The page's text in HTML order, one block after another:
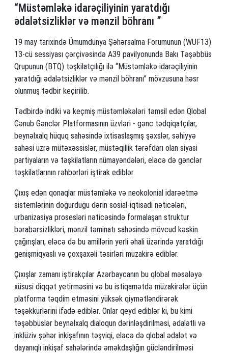
“Müstəmləkə idarəçiliyinin yaratdığı
ədalətsizliklər və mənzil böhranı ”
19 may tarixində Ümumdünya Şəhərsalma Forumunun (WUF13)
13-cü sessiyası çərçivəsində A39 pavilyonunda Bakı Təşəbbüs
Qrupunun (BTQ) təşkilatçılığı ilə “Müstəmləkə idarəçiliyinin
yaratdığı ədalətsizliklər və mənzil böhranı” mövzusuna həsr
olunmuş tədbir keçirilib.
Tədbirdə indiki və keçmiş müstəmləkələri təmsil edən Qlobal
Cənub Gənclər Platformasının üzvləri - gənc tədqiqatçılar,
beynəlxalq hüquq sahəsində ixtisaslaşmış şəxslər, səhiyyə
sahəsi üzrə mütəxəssislər, müstəqillik tərəfdarı olan siyasi
partiyaların və təşkilatların nümayəndələri, eləcə də gənclər
təşkilatlarının rəhbərləri iştirak ediblər.
Çıxış edən qonaqlar müstəmləkə və neokolonial idarəetmə
sistemlərinin doğurduğu dərin sosial-iqtisadi nəticələri,
urbanizasiya prosesləri nəticəsində formalaşan struktur
bərabərsizlikləri, mənzil təminatı sahəsində mövcud kəskin
çağırışları, eləcə də bu amillərin yerli əhali üzərində yaratdığı
genişmiqyaslı və çoxşaxəli təsirləri müzakirə ediblər.
Çıxışlar zamanı iştirakçılar Azərbaycanın bu qlobal məsələyə
xüsusi diqqət yetirməsini və bu istiqamətdə müzakirələr üçün
platforma təqdim etməsini yüksək qiymətləndirərək
təşəkkürlərini ifadə ediblər. Onlar qeyd ediblər ki, bu kimi
təşəbbüslər beynəlxalq dialoqun dərinləşdirilməsi, ədalətli və
inklüziv şəhər inkişafının təşviqi, eləcə də qlobal ədalət və
dayanıqlı inkişaf sahələrində əməkdaşlığın gücləndirilməsi